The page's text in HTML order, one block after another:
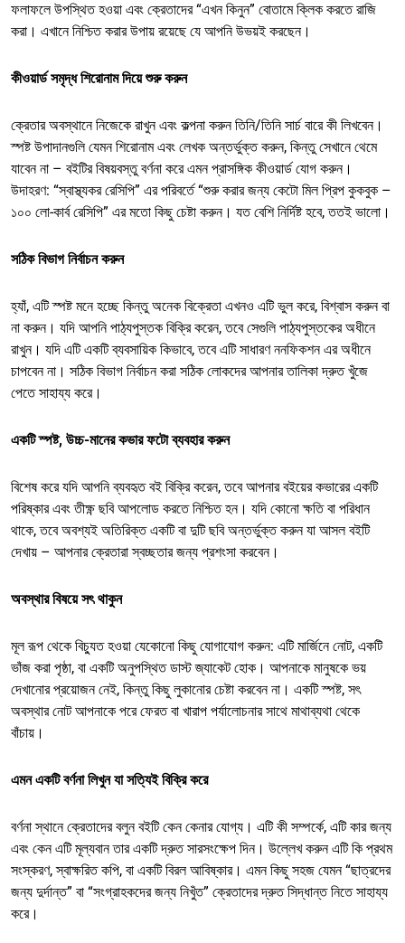
ফলাফলে উপস্থিত হওয়া এবং ক্রেতাদের “এখন কিনুন” বোতামে ক্লিক করতে রাজি
করা। এখানে নিশ্চিত করার উপায় রয়েছে যে আপনি উভয়ই করছেন।
কীওয়ার্ড সমৃদ্ধ শিরোনাম দিয়ে শুরু করুন
ক্রেতার অবস্থানে নিজেকে রাখুন এবং কল্পনা করুন তিনি/তিনি সার্চ বারে কী লিখবেন।
স্পষ্ট উপাদানগুলি যেমন শিরোনাম এবং লেখক অন্তর্ভুক্ত করুন, কিন্তু সেখানে থেমে
যাবেন না – বইটির বিষয়বস্তু বর্ণনা করে এমন প্রাসঙ্গিক কীওয়ার্ড যোগ করুন।
উদাহরণ: “স্বাস্থ্যকর রেসিপি” এর পরিবর্তে “শুরু করার জন্য কেটো মিল প্রিপ কুকবুক –
১০০ লো-কার্ব রেসিপি” এর মতো কিছু চেষ্টা করুন। যত বেশি নির্দিষ্ট হবে, ততই ভালো।
সঠিক বিভাগ নির্বাচন করুন
হ্যাঁ, এটি স্পষ্ট মনে হচ্ছে কিন্তু অনেক বিক্রেতা এখনও এটি ভুল করে, বিশ্বাস করুন বা
না করুন। যদি আপনি পাঠ্যপুস্তক বিক্রি করেন, তবে সেগুলি পাঠ্যপুস্তকের অধীনে
রাখুন। যদি এটি একটি ব্যবসায়িক কিভাবে, তবে এটি সাধারণ ননফিকশন এর অধীনে
চাপবেন না। সঠিক বিভাগ নির্বাচন করা সঠিক লোকদের আপনার তালিকা দ্রুত খুঁজে
পেতে সাহায্য করে।
একটি স্পষ্ট, উচ্চ-মানের কভার ফটো ব্যবহার করুন
বিশেষ করে যদি আপনি ব্যবহৃত বই বিক্রি করেন, তবে আপনার বইয়ের কভারের একটি
পরিষ্কার এবং তীক্ষ্ণ ছবি আপলোড করতে নিশ্চিত হন। যদি কোনো ক্ষতি বা পরিধান
থাকে, তবে অবশ্যই অতিরিক্ত একটি বা দুটি ছবি অন্তর্ভুক্ত করুন যা আসল বইটি
দেখায় – আপনার ক্রেতারা স্বচ্ছতার জন্য প্রশংসা করবেন।
অবস্থার বিষয়ে সৎ থাকুন
মূল রূপ থেকে বিচ্যুত হওয়া যেকোনো কিছু যোগাযোগ করুন: এটি মার্জিনে নোট, একটি
ভাঁজ করা পৃষ্ঠা, বা একটি অনুপস্থিত ডাস্ট জ্যাকেট হোক। আপনাকে মানুষকে ভয়
দেখানোর প্রয়োজন নেই, কিন্তু কিছু লুকানোর চেষ্টা করবেন না। একটি স্পষ্ট, সৎ
অবস্থার নোট আপনাকে পরে ফেরত বা খারাপ পর্যালোচনার সাথে মাথাব্যথা থেকে
বাঁচায়।
এমন একটি বর্ণনা লিখুন যা সত্যিই বিক্রি করে
বর্ণনা স্থানে ক্রেতাদের বলুন বইটি কেন কেনার যোগ্য। এটি কী সম্পর্কে, এটি কার জন্য
এবং কেন এটি মূল্যবান তার একটি দ্রুত সারসংক্ষেপ দিন। উল্লেখ করুন এটি কি প্রথম
সংস্করণ, স্বাক্ষরিত কপি, বা একটি বিরল আবিষ্কার। এমন কিছু সহজ যেমন “ছাত্রদের
জন্য দুর্দান্ত” বা “সংগ্রাহকদের জন্য নিখুঁত” ক্রেতাদের দ্রুত সিদ্ধান্ত নিতে সাহায্য
করে।